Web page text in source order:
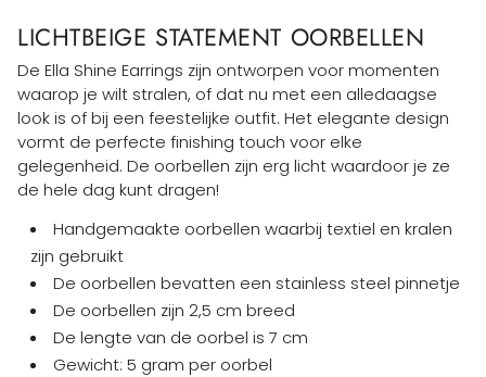
LICHTBEIGE STATEMENT OORBELLEN
De Ella Shine Earrings zijn ontworpen voor momenten
waarop je wilt stralen, of dat nu met een alledaagse
look is of bij een feestelijke outfit. Het elegante design
vormt de perfecte finishing touch voor elke
gelegenheid. De oorbellen zijn erg licht waardoor je ze
de hele dag kunt dragen!
Handgemaakte oorbellen waarbij textiel en kralen
zijn gebruikt
De oorbellen bevatten een stainless steel pinnetje
De oorbellen zijn 2,5 cm breed
De lengte van de oorbel is 7 cm
Gewicht: 5 gram per oorbel